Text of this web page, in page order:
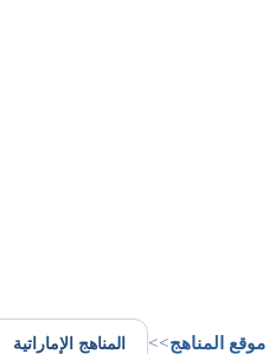
موقع المناهج>>